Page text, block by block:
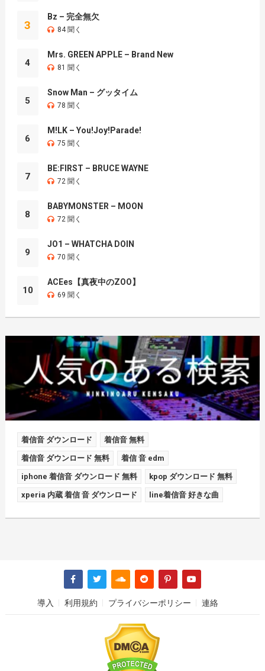
3
Bz – 完全無欠
84 聞く
4
Mrs. GREEN APPLE – Brand New
81 聞く
5
Snow Man – グッタイム
78 聞く
6
M!LK – You!Joy!Parade!
75 聞く
7
BE:FIRST – BRUCE WAYNE
72 聞く
8
BABYMONSTER – MOON
72 聞く
9
JO1 – WHATCHA DOIN
70 聞く
10
ACEes【真夜中のZOO】
69 聞く
着信音 ダウンロード 着信音 無料
着信音 ダウンロード 無料 着信 音 edm
iphone 着信音 ダウンロード 無料 kpop ダウンロード 無料
xperia 内蔵 着信 音 ダウンロード line着信音 好きな曲
導入 利用規約 プライバシーポリシー 連絡